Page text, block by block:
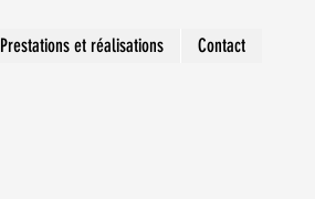
Prestations et réalisations Contact